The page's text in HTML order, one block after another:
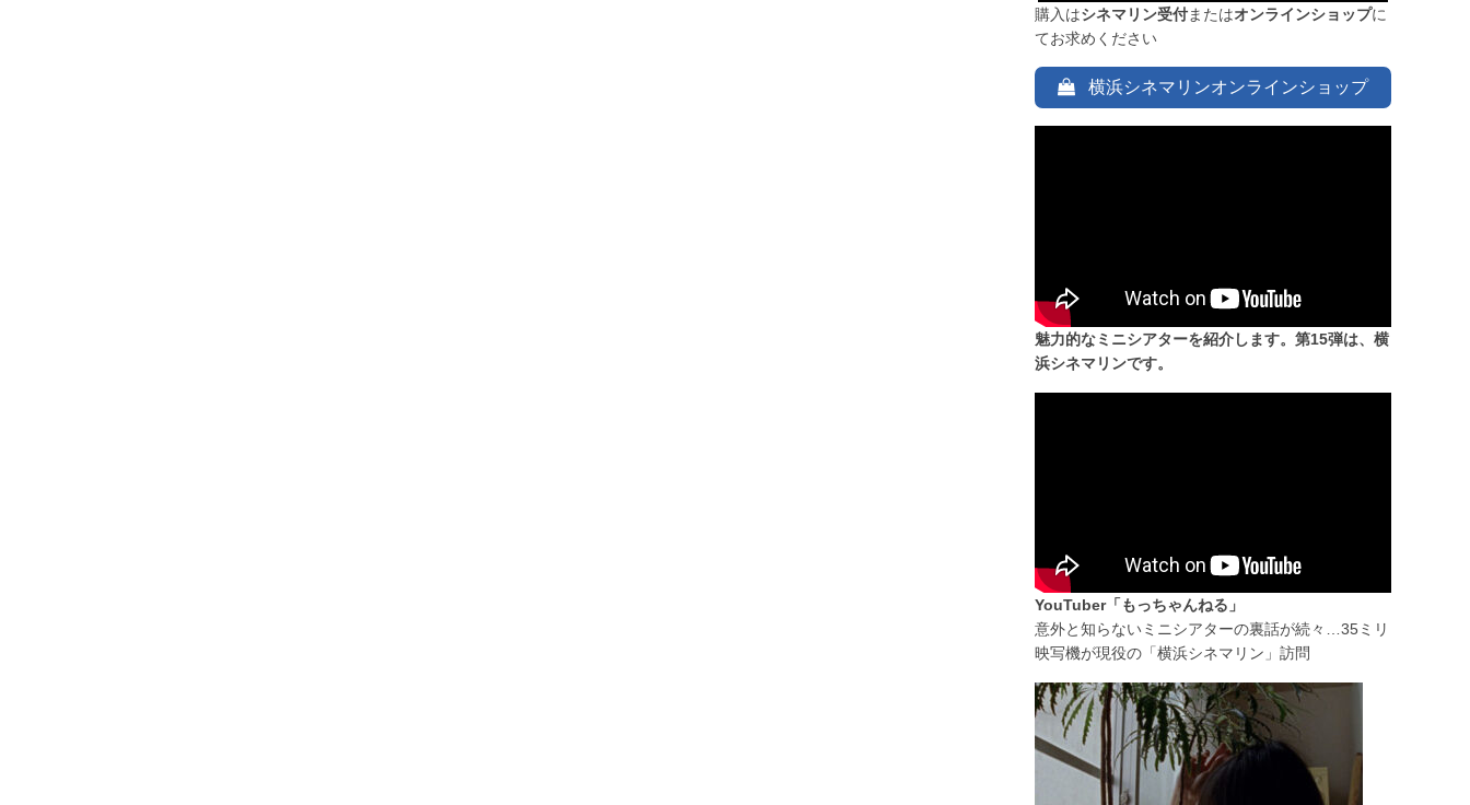
購入はシネマリン受付またはオンラインショップに
てお求めください
横浜シネマリンオンラインショップ
魅力的なミニシアターを紹介します。第15弾は、横
浜シネマリンです。
YouTuber「もっちゃんねる」
意外と知らないミニシアターの裏話が続々…35ミリ
映写機が現役の「横浜シネマリン」訪問